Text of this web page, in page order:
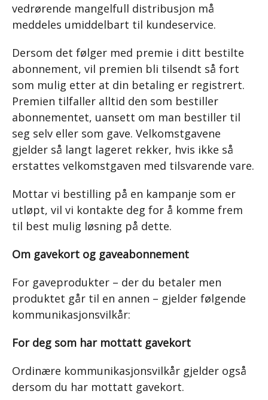
vedrørende mangelfull distribusjon må
meddeles umiddelbart til kundeservice.
Dersom det følger med premie i ditt bestilte
abonnement, vil premien bli tilsendt så fort
som mulig etter at din betaling er registrert.
Premien tilfaller alltid den som bestiller
abonnementet, uansett om man bestiller til
seg selv eller som gave. Velkomstgavene
gjelder så langt lageret rekker, hvis ikke så
erstattes velkomstgaven med tilsvarende vare.
Mottar vi bestilling på en kampanje som er
utløpt, vil vi kontakte deg for å komme frem
til best mulig løsning på dette.
Om gavekort og gaveabonnement
For gaveprodukter – der du betaler men
produktet går til en annen – gjelder følgende
kommunikasjonsvilkår:
For deg som har mottatt gavekort
Ordinære kommunikasjonsvilkår gjelder også
dersom du har mottatt gavekort.